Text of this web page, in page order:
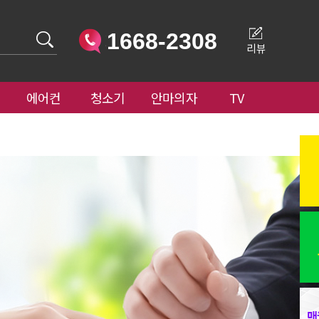
리뷰
1668-2308
에어컨 청소기 안마의자 TV